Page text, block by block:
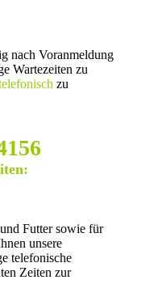
nach Voranmeldung
Wartezeiten zu
zu
Futter sowie für
unsere
telefonische
Zeiten zur